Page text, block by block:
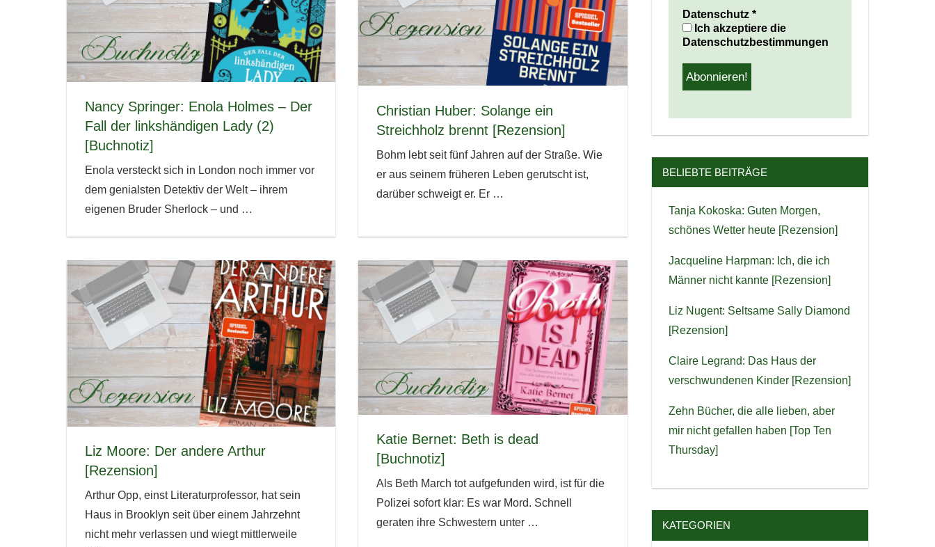
Nancy Springer: Enola Holmes – Der
Fall der linkshändigen Lady (2)
[Buchnotiz]
Enola versteckt sich in London noch immer vor
dem genialsten Detektiv der Welt – ihrem
eigenen Bruder Sherlock – und …
Christian Huber: Solange ein
Streichholz brennt [Rezension]
Bohm lebt seit fünf Jahren auf der Straße. Wie
er aus seinem früheren Leben gerutscht ist,
darüber schweigt er. Er …
Liz Moore: Der andere Arthur
[Rezension]
Arthur Opp, einst Literaturprofessor, hat sein
Haus in Brooklyn seit über einem Jahrzehnt
nicht mehr verlassen und wiegt mittlerweile
Katie Bernet: Beth is dead
[Buchnotiz]
Als Beth March tot aufgefunden wird, ist für die
Polizei sofort klar: Es war Mord. Schnell
geraten ihre Schwestern unter …
Datenschutz *
Ich akzeptiere die
Datenschutzbestimmungen
BELIEBTE BEITRÄGE
Tanja Kokoska: Guten Morgen,
schönes Wetter heute [Rezension]
Jacqueline Harpman: Ich, die ich
Männer nicht kannte [Rezension]
Liz Nugent: Seltsame Sally Diamond
[Rezension]
Claire Legrand: Das Haus der
verschwundenen Kinder [Rezension]
Zehn Bücher, die alle lieben, aber
mir nicht gefallen haben [Top Ten
Thursday]
KATEGORIEN